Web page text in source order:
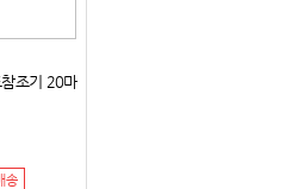
조기 20마
송